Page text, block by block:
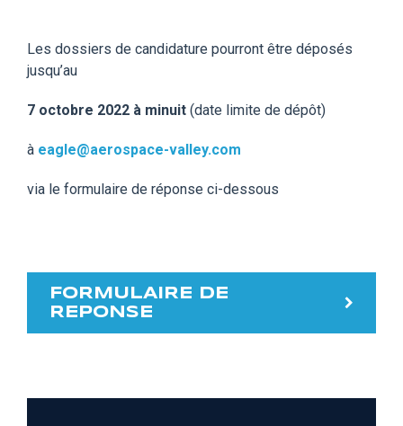
Les dossiers de candidature pourront être déposés
jusqu’au
7 octobre 2022 à minuit (date limite de dépôt)
à eagle@aerospace-valley.com
via le formulaire de réponse ci-dessous
FORMULAIRE DE
REPONSE